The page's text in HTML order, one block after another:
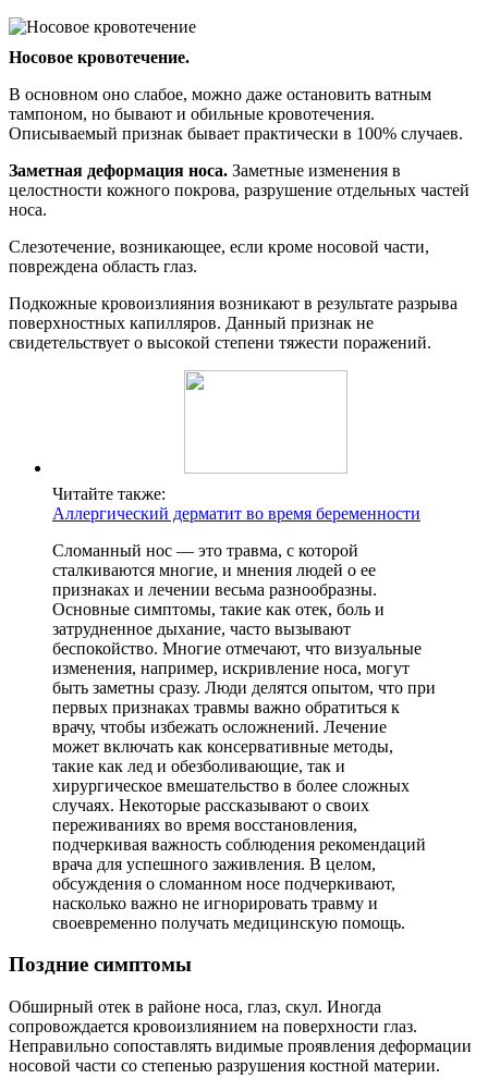
Носовое кровотечение.
В основном оно слабое, можно даже остановить ватным
тампоном, но бывают и обильные кровотечения.
Описываемый признак бывает практически в 100% случаев.
Заметная деформация носа. Заметные изменения в
целостности кожного покрова, разрушение отдельных частей
носа.
Слезотечение, возникающее, если кроме носовой части,
повреждена область глаз.
Подкожные кровоизлияния возникают в результате разрыва
поверхностных капилляров. Данный признак не
свидетельствует о высокой степени тяжести поражений.
Читайте также:
Аллергический дерматит во время беременности
Сломанный нос — это травма, с которой
сталкиваются многие, и мнения людей о ее
признаках и лечении весьма разнообразны.
Основные симптомы, такие как отек, боль и
затрудненное дыхание, часто вызывают
беспокойство. Многие отмечают, что визуальные
изменения, например, искривление носа, могут
быть заметны сразу. Люди делятся опытом, что при
первых признаках травмы важно обратиться к
врачу, чтобы избежать осложнений. Лечение
может включать как консервативные методы,
такие как лед и обезболивающие, так и
хирургическое вмешательство в более сложных
случаях. Некоторые рассказывают о своих
переживаниях во время восстановления,
подчеркивая важность соблюдения рекомендаций
врача для успешного заживления. В целом,
обсуждения о сломанном носе подчеркивают,
насколько важно не игнорировать травму и
своевременно получать медицинскую помощь.
Поздние симптомы
Обширный отек в районе носа, глаз, скул. Иногда
сопровождается кровоизлиянием на поверхности глаз.
Неправильно сопоставлять видимые проявления деформации
носовой части со степенью разрушения костной материи.